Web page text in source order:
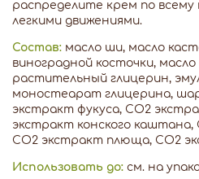
распределите крем по всему
легкими движениями.
Состав: масло ши, масло
виноградной косточки, масло
растительный глицерин,
моностеарат глицерина,
экстракт фукуса, СО2
экстракт конского
СО2 экстракт плюща, СО2
Использовать до: см. на